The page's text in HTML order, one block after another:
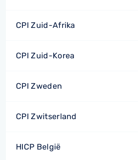
CPI Zuid-Afrika
CPI Zuid-Korea
CPI Zweden
CPI Zwitserland
HICP België